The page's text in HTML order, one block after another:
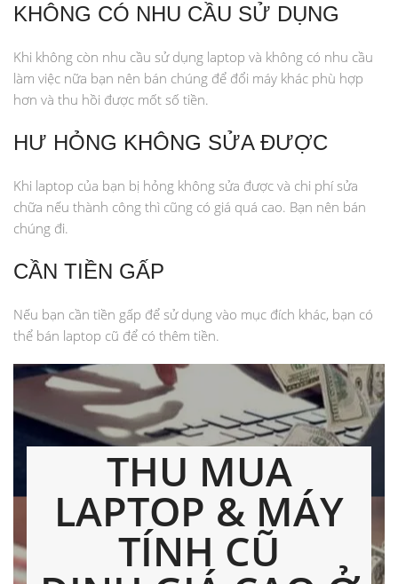
KHÔNG CÓ NHU CẦU SỬ DỤNG
Khi không còn nhu cầu sử dụng laptop và không có nhu cầu
làm việc nữa bạn nên bán chúng để đổi máy khác phù hợp
hơn và thu hồi được mốt số tiền.
HƯ HỎNG KHÔNG SỬA ĐƯỢC
Khi laptop của bạn bị hỏng không sửa được và chi phí sửa
chữa nếu thành công thì cũng có giá quá cao. Bạn nên bán
chúng đi.
CẦN TIỀN GẤP
Nếu bạn cần tiền gấp để sử dụng vào mục đích khác, bạn có
thể bán laptop cũ để có thêm tiền.
THU MUA
LAPTOP & MÁY
TÍNH CŨ